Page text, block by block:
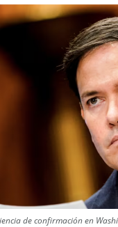
audiencia de